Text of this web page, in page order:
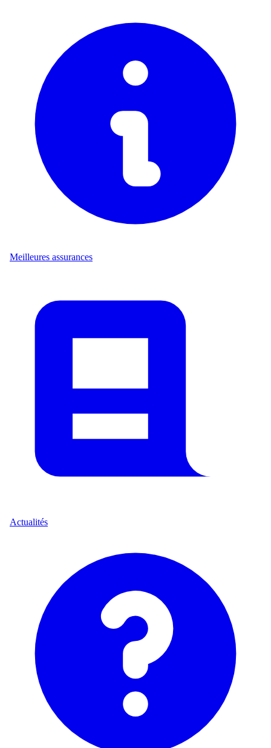
Meilleures assurances
Actualités